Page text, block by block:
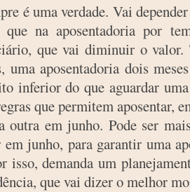
é uma verdade. Vai
que na aposentadoria por
que vai diminuir o valor.
uma aposentadoria dois
inferior do que aguardar
que permitem aposentar,
outra em junho. Pode ser
em junho, para garantir uma
isso, demanda um
que vai dizer o melhor